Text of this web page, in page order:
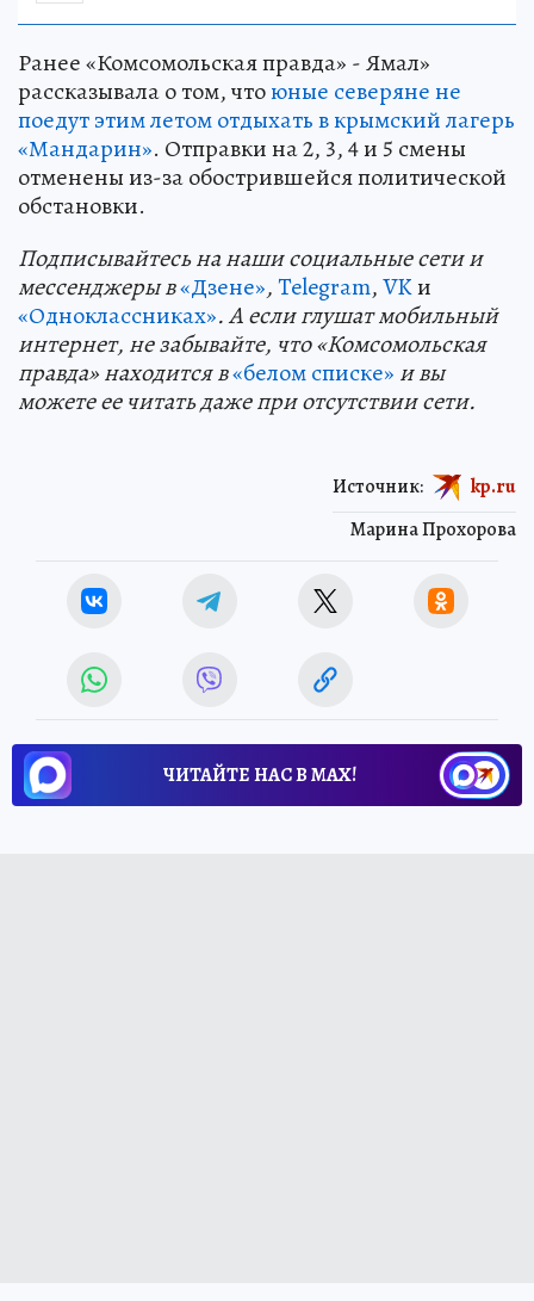
Ранее «Комсомольская правда» - Ямал»
рассказывала о том, чтоюные северяне не
поедут этим летом отдыхать в крымский лагерь
«Мандарин». Отправки на 2, 3, 4 и 5 смены
отменены из-за обострившейся политической
обстановки.
Подписывайтесь на наши социальные сети и
мессенджеры в«Дзене»,Telegram,VKи
«Одноклассниках». А если глушат мобильный
интернет, не забывайте, что «Комсомольская
правда» находится в«белом списке» и вы
можете ее читать даже при отсутствии сети.
Марина Прохорова
Источник: kp.ru
ЧИТАЙТЕ НАС В МАХ!